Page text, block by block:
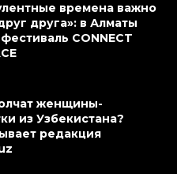
времена важно
друга»: в Алматы
CONNECT
женщины-
из Узбекистана?
редакция